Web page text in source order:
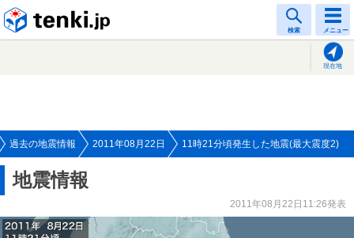
検索 メニュー
現在地
過去の地震情報 2011年08月22日 11時21分頃発生した地震(最大震度2)
地震情報
2011年08月22日11:26発表